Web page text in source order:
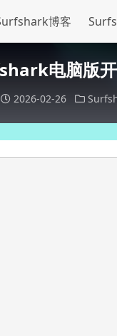
博客
电脑版
2026-02-26